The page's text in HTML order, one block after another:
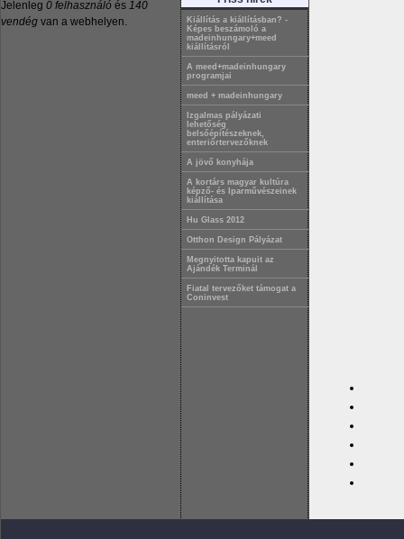
Jelenleg 0 felhasználó és 140
vendég van a webhelyen.
Kiállítás a kiállításban? -
Képes beszámoló a
madeinhungary+meed
kiállításról
A meed+madeinhungary
programjai
meed + madeinhungary
Izgalmas pályázati
lehetőség
belsőépítészeknek,
enteriőrtervezőknek
A jövő konyhája
A kortárs magyar kultúra
képző- és Iparművészeinek
kiállítása
Hu Glass 2012
Otthon Design Pályázat
Megnyitotta kapuit az
Ajándék Terminál
Fiatal tervezőket támogat a
Coninvest